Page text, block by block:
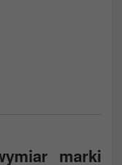
marki